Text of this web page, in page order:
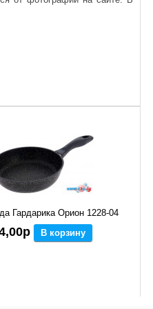
Гардарика Орион 1228-04
В корзину